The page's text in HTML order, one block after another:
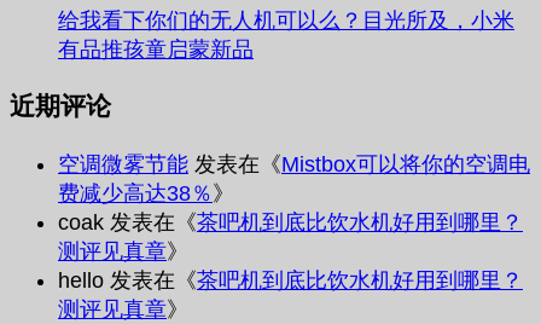
给我看下你们的无人机可以么？目光所及，小米
有品推孩童启蒙新品
近期评论
空调微雾节能 发表在《Mistbox可以将你的空调电
费减少高达38％》
coak 发表在《茶吧机到底比饮水机好用到哪里？
测评见真章》
hello 发表在《茶吧机到底比饮水机好用到哪里？
测评见真章》